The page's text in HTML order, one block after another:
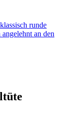
runde
an den